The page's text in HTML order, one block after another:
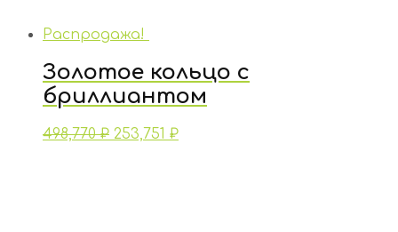
Распродажа!
Золотое кольцо с
бриллиантом
498,770₽ 253,751 ₽